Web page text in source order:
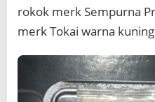
rokok merk Sempurna
merk Tokai warna kuning